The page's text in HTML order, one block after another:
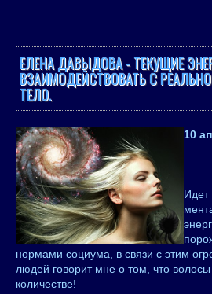
ЕЛЕНА ДАВЫДОВА - ТЕКУЩИЕ
ВЗАИМОДЕЙСТВОВАТЬ С
ТЕЛО.
10
нормами социума, в связи с этим
людей говорит мне о том, что
количестве!